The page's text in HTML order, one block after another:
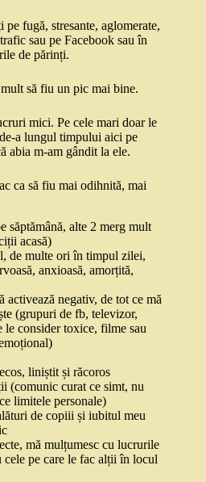
fugă, stresante, aglomerate,
sau pe Facebook sau în
de părinți.
să fiu un pic mai bine.
mici. Pe cele mari doar le
a lungul timpului aici pe
abia m-am gândit la ele.
ca să fiu mai odihnită, mai
săptămână, alte 2 merg mult
acasă)
de multe ori în timpul zilei,
anxioasă, amorțită,
activează negativ, de tot ce mă
(grupuri de fb, televizor,
le consider toxice, filme sau
liniștit și răcoros
(comunic curat ce simt, nu
limitele personale)
de copiii și iubitul meu
mă mulțumesc cu lucrurile
cele pe care le fac alții în locul